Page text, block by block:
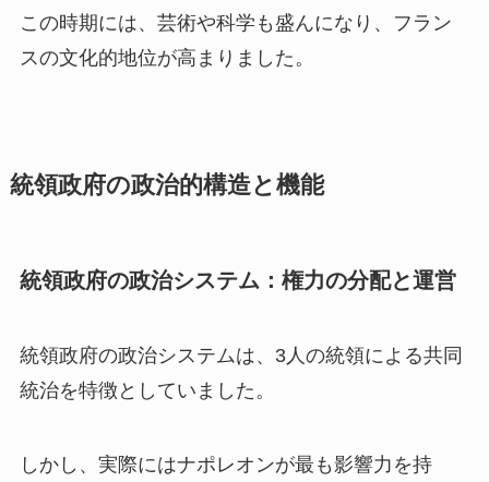
この時期には、芸術や科学も盛んになり、フラン
スの文化的地位が高まりました。
統領政府の政治的構造と機能
統領政府の政治システム：権力の分配と運営
統領政府の政治システムは、3人の統領による共同
統治を特徴としていました。
しかし、実際にはナポレオンが最も影響力を持